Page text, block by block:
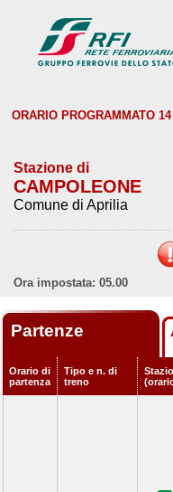
ORARIO PROGRAMMATO
Stazione di
CAMPOLEONE
Comune di Aprilia
Ora impostata: 05.00
Partenze
Orario di
partenza
Tipo e n. di
treno